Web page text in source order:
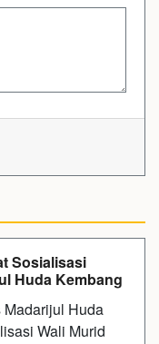
Sosialisasi
Huda Kembang
Huda
Wali Murid